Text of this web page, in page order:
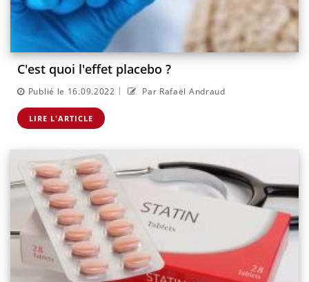
C'est quoi l'effet placebo ?
Publié le 16.09.2022 | Par Rafaël Andraud
LIRE L'ARTICLE